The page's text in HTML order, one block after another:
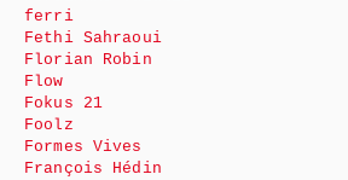
ferri
Fethi Sahraoui
Florian Robin
Flow
Fokus 21
Foolz
Formes Vives
François Hédin